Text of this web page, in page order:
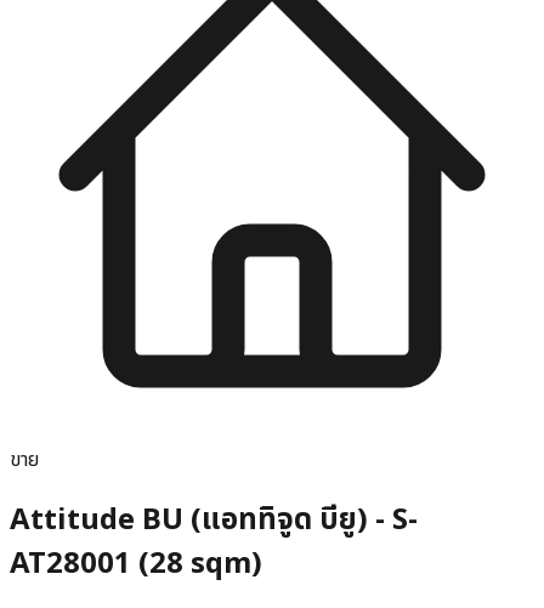
ขาย
Attitude BU (แอททิจูด บียู) - S-
AT28001 (28 sqm)